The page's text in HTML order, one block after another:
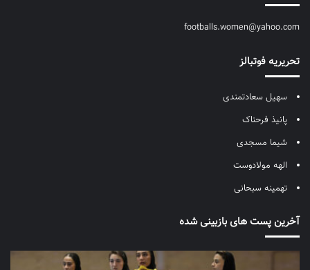
footballs.women@yahoo.com
تحریریه فوتبالز
سهیل سعادتمندی
پانیذ فرحناک
شیما مسجدی
الهه مولادوست
تهمینه سبحانی
آخرین پست های بازبینی شده